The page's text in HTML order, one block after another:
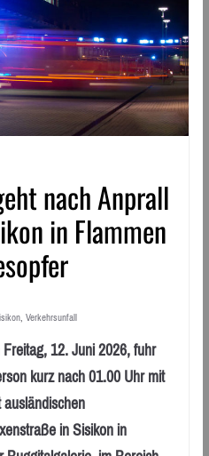
nach Anprall
in Flammen
, Verkehrsunfall
12. Juni 2026, fuhr
kurz nach 01.00 Uhr mit
in Sisikon in